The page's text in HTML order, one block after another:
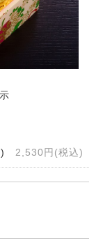
2,530円(税込)